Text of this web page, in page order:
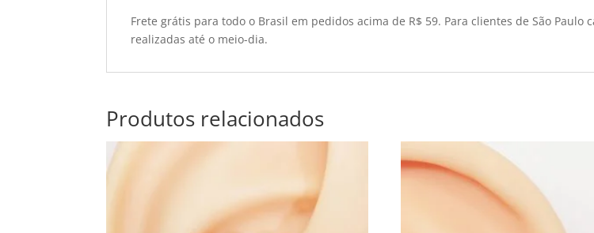
Frete grátis para todo o Brasil em pedidos acima de R$ 59. Para clientes de São
realizadas até o meio-dia.
Produtos relacionados